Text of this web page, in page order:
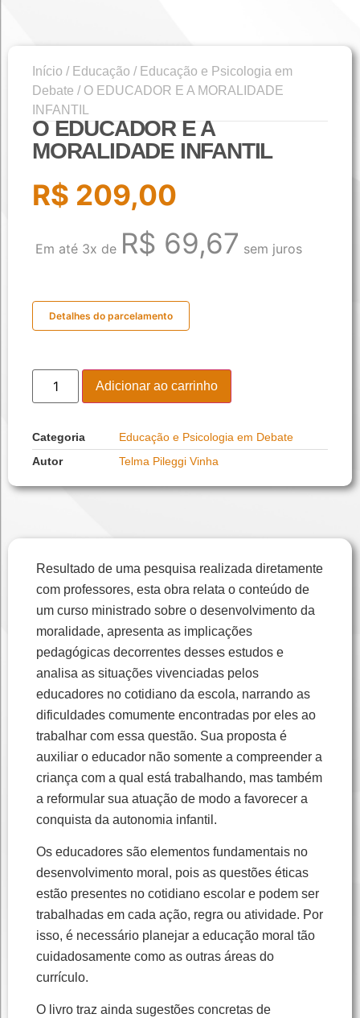
Início / Educação / Educação e Psicologia em
Debate / O EDUCADOR E A MORALIDADE
INFANTIL
O EDUCADOR E A
MORALIDADE INFANTIL
R$ 209,00
Em até 3x de R$ 69,67 sem juros
Detalhes do parcelamento
Adicionar ao carrinho
Categoria
Educação e Psicologia em Debate
Autor
Telma Pileggi Vinha
Resultado de uma pesquisa realizada diretamente
com professores, esta obra relata o conteúdo de
um curso ministrado sobre o desenvolvimento da
moralidade, apresenta as implicações
pedagógicas decorrentes desses estudos e
analisa as situações vivenciadas pelos
educadores no cotidiano da escola, narrando as
dificuldades comumente encontradas por eles ao
trabalhar com essa questão. Sua proposta é
auxiliar o educador não somente a compreender a
criança com a qual está trabalhando, mas também
a reformular sua atuação de modo a favorecer a
conquista da autonomia infantil.
Os educadores são elementos fundamentais no
desenvolvimento moral, pois as questões éticas
estão presentes no cotidiano escolar e podem ser
trabalhadas em cada ação, regra ou atividade. Por
isso, é necessário planejar a educação moral tão
cuidadosamente como as outras áreas do
currículo.
O livro traz ainda sugestões concretas de